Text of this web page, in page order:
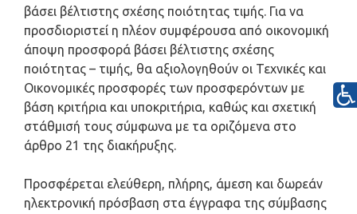
βάσει βέλτιστης σχέσης ποιότητας τιμής. Για να
προσδιοριστεί η πλέον συμφέρουσα από οικονομική
άποψη προσφορά βάσει βέλτιστης σχέσης
ποιότητας – τιμής, θα αξιολογηθούν οι Τεχνικές και
Οικονομικές προσφορές των προσφερόντων με
βάση κριτήρια και υποκριτήρια, καθώς και σχετική
στάθμισή τους σύμφωνα με τα οριζόμενα στο
άρθρο 21 της διακήρυξης.
Προσφέρεται ελεύθερη, πλήρης, άμεση και δωρεάν
ηλεκτρονική πρόσβαση στα έγγραφα της σύμβασης